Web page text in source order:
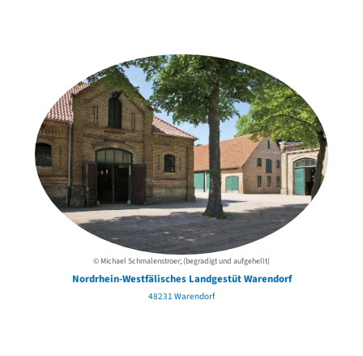
© Michael Schmalenstroer; (begradigt und aufgehellt)
Nordrhein-Westfälisches Landgestüt Warendorf
48231 Warendorf